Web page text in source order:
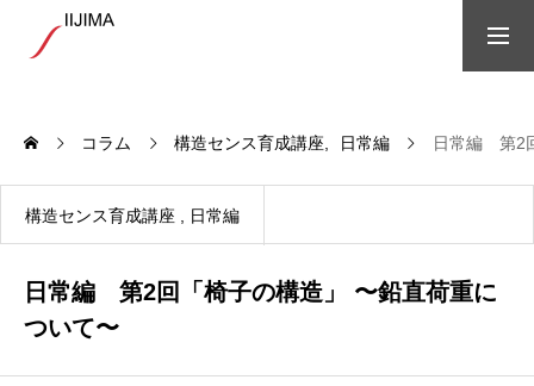
会社概要
社会貢献
コラム 構造センス育成講座 日常編 日常編 第2
構造センス育成講座 日常編
日常編 第2回「椅子の構造」 〜鉛直荷重に
ついて〜